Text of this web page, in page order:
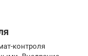
контроля